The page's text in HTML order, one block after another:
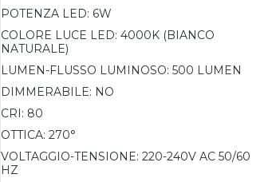
POTENZA LED: 6W
COLORE LUCE LED: 4000K (BIANCO
NATURALE)
LUMEN-FLUSSO LUMINOSO: 500 LUMEN
DIMMERABILE: NO
CRI: 80
OTTICA: 270°
VOLTAGGIO-TENSIONE: 220-240V AC 50/60
HZ